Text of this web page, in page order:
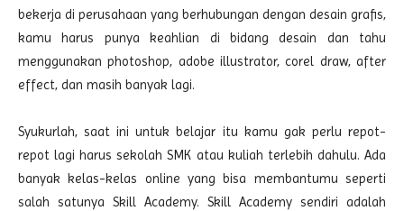
bekerja di perusahaan yang berhubungan dengan desain grafis,
kamu harus punya keahlian di bidang desain dan tahu
menggunakan photoshop, adobe illustrator, corel draw, after
effect, dan masih banyak lagi.
Syukurlah, saat ini untuk belajar itu kamu gak perlu repot-
repot lagi harus sekolah SMK atau kuliah terlebih dahulu. Ada
banyak kelas-kelas online yang bisa membantumu seperti
salah satunya Skill Academy. Skill Academy sendiri adalah